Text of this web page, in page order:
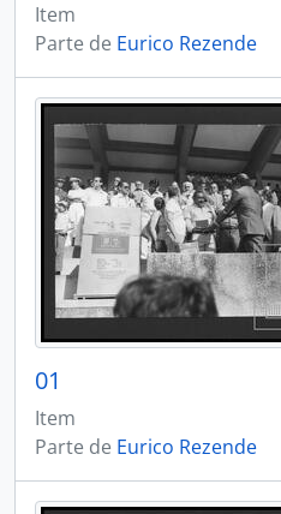
Item
Parte de Eurico Rezende
01
Item
Parte de Eurico Rezende